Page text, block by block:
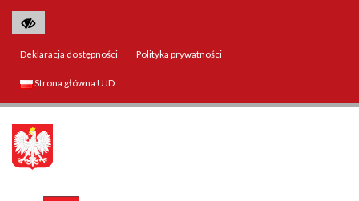
Deklaracja dostępności Polityka prywatności
Strona główna UJD